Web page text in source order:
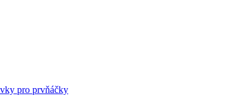
pro prvňáčky